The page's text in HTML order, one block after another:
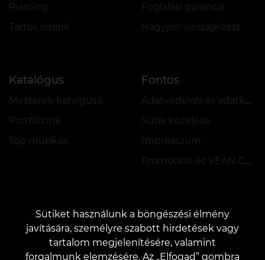
Piercing
Tartós smink
Foglalási garancia
Hagyjon visszajelzést
Katalógus
Mesterek katalgusa
Portfóliónk
Top munkák
Fontos
Adatvédelmi és adatkezelési szabályzat
Sütik kezelése
Impresszum
Promóciók és VEAN COINS szabályzata
KAPCSOLAT
Kapcsolatfelvétel:customers@vean-tattoo.hu
Sütiket használunk a böngészési élmény
javítására, személyre szabott hirdetések vagy
tartalom megjelenítésére, valamint
forgalmunk elemzésére. Az „Elfogad” gombra